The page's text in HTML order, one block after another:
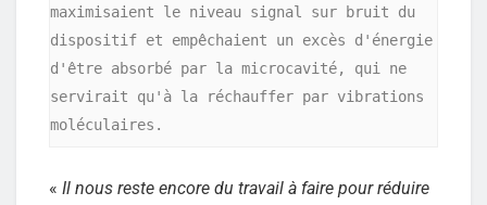
maximisaient le niveau signal sur bruit du
dispositif et empêchaient un excès d'énergie
d'être absorbé par la microcavité, qui ne
servirait qu'à la réchauffer par vibrations
moléculaires.
« Il nous reste encore du travail à faire pour réduire